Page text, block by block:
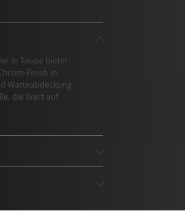
in Taupe bietet
Finish in
Watteabdeckung
die Wert auf